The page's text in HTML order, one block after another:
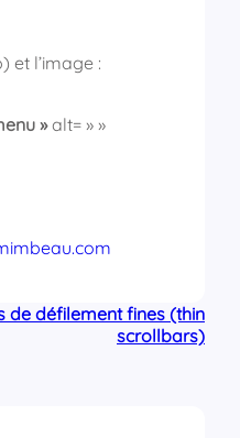
et l’image :
»alt= » »
de défilement fines (thin
scrollbars)